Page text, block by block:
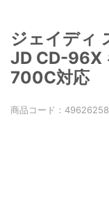
ジェイディ
JD CD-96X
700C対応
商品コード：